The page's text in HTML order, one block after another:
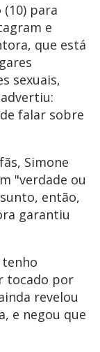
para
e
que está
sexuais,
falar sobre
Simone
"verdade ou
então,
garantiu
tocado por
revelou
e negou que